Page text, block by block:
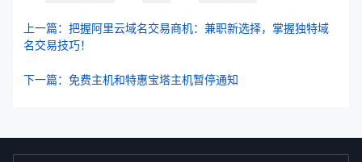
上一篇：把握阿里云域名交易商机：兼职新选择，掌握独特域
名交易技巧！
下一篇：免费主机和特惠宝塔主机暂停通知